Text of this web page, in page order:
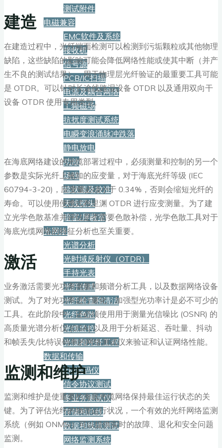
测试附件
电磁兼容
EMC软件及系统
接收机
信号源
PCB/IC扫描
电源及耦合网络
工频磁场
抗扰度测试系统
电瞬变浪涌脉冲跌落
静电放电
功放
场强
梳状源及校准
天线探头
暗室/屏蔽室
光网络
光谱分析
光时域反射仪（OTDR）
手持光表
光纤传感
光纤检查和清洁
光纤色散
光缆监控
光缆和光纤工程
数据和传输
2M误码仪
信令协议测试
多业务测试仪
存储和总线
数据和线缆测试
网络监测系统
建造
在建造过程中，光纤端面检测可以检测到污垢颗粒或其他物理
缺陷，这些缺陷的影响可能会降低网络性能或使其中断（并产
生不良的测试结果）。用于物理层光纤验证的最重要工具可能
是 OTDR。可以针对长途线路湿设备 OTDR 以及通用双向干
设备 OTDR 使用专用类型。
在海底网络建设的光缆部署过程中，必须测量和控制的另一个
参数是实际光纤上施加的应变量，对于海底光纤等级 (IEC
60794-3-20)，应变量必须小于 0.34%，否则会缩短光纤的
寿命。可以使用便携式布里渊 OTDR 进行应变测量。为了建
立光学色散基准并评估是否需要色散补偿，光学色散工具对于
海底光缆网络的特征分析也至关重要。
激活
业务激活需要光功率测量和频谱分析工具，以及数据网络设备
测试。为了对光功率进行量化，加强型光功率计是必不可少的
工具。在此阶段中，还必须使用用于测量光信噪比 (OSNR) 的
高质量光谱分析仪 (OSA) 以及用于分析延迟、吞吐量、抖动
和帧丢失/比特误码率的网络测试仪来验证和认证网络性能。
监测和维护
监测和维护是使重要的海底光缆网络保持最佳运行状态的关
键。为了评估光纤的物理运行状况，一个有效的光纤网络监测
系统（例如 ONMSi）可以提供实时的故障、退化和安全问题
监测。